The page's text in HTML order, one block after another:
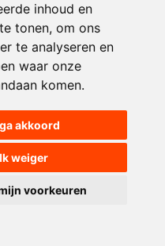
inhoud en
tonen, om ons
te analyseren en
waar onze
komen.
akkoord
Ik weiger
voorkeuren
Vocals
2024